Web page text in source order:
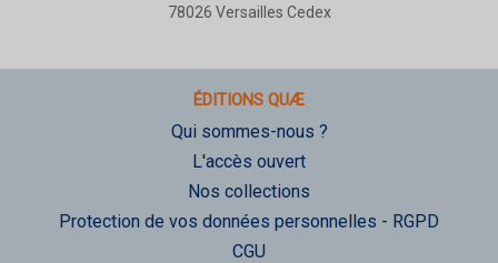
78026 Versailles Cedex
ÉDITIONS QUÆ
Qui sommes-nous ?
L'accès ouvert
Nos collections
Protection de vos données personnelles - RGPD
CGU